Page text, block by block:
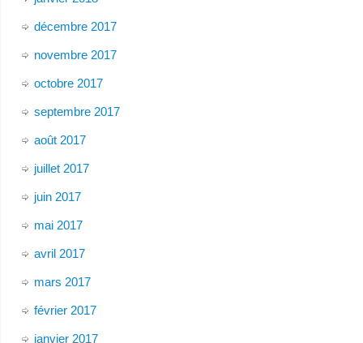
décembre 2017
novembre 2017
octobre 2017
septembre 2017
août 2017
juillet 2017
juin 2017
mai 2017
avril 2017
mars 2017
février 2017
janvier 2017